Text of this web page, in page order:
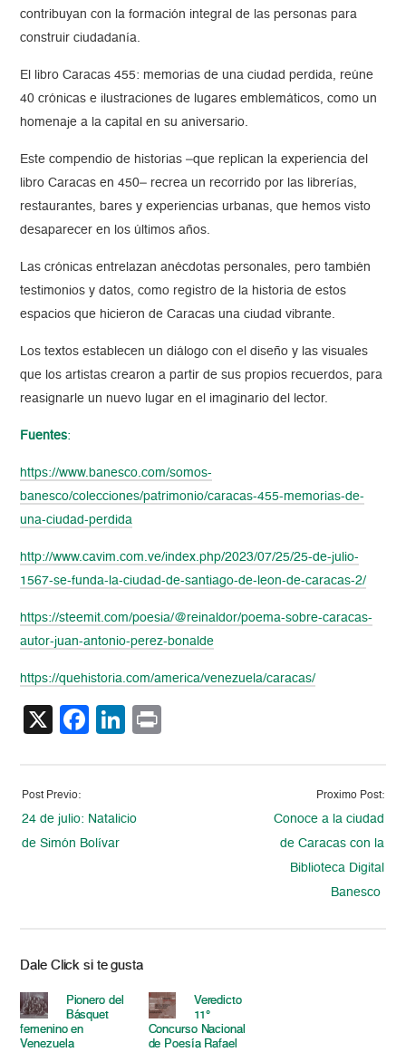
contribuyan con la formación integral de las personas para
construir ciudadanía.
El libro Caracas 455: memorias de una ciudad perdida, reúne
40 crónicas e ilustraciones de lugares emblemáticos, como un
homenaje a la capital en su aniversario.
Este compendio de historias –que replican la experiencia del
libro Caracas en 450– recrea un recorrido por las librerías,
restaurantes, bares y experiencias urbanas, que hemos visto
desaparecer en los últimos años.
Las crónicas entrelazan anécdotas personales, pero también
testimonios y datos, como registro de la historia de estos
espacios que hicieron de Caracas una ciudad vibrante.
Los textos establecen un diálogo con el diseño y las visuales
que los artistas crearon a partir de sus propios recuerdos, para
reasignarle un nuevo lugar en el imaginario del lector.
Fuentes:
https://www.banesco.com/somos-
banesco/colecciones/patrimonio/caracas-455-memorias-de-
una-ciudad-perdida
http://www.cavim.com.ve/index.php/2023/07/25/25-de-julio-
1567-se-funda-la-ciudad-de-santiago-de-leon-de-caracas-2/
https://steemit.com/poesia/@reinaldor/poema-sobre-caracas-
autor-juan-antonio-perez-bonalde
https://quehistoria.com/america/venezuela/caracas/
X Facebook
LinkedIn
Post Previo:
24 de julio: Natalicio
de Simón Bolívar
Proximo Post:
Conoce a la ciudad
de Caracas con la
Biblioteca Digital
Banesco
Dale Click si te gusta
Pionero del
Básquet
femenino en
Venezuela
Veredicto
11°
Concurso Nacional
de Poesía Rafael